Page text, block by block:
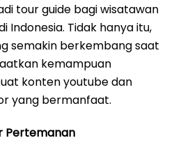
tour guide bagi wisatawan
Indonesia. Tidak hanya itu,
semakin berkembang saat
kemampuan
konten youtube dan
yang bermanfaat.
Pertemanan